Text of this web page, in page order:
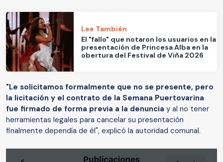
Lee También
El "fallo" que notaron los usuarios en la
presentación de Princesa Alba en la
obertura del Festival de Viña 2026
"Le solicitamos formalmente que no se presente, pero
la licitación y el contrato de la Semana Puertovarina
fue firmado de forma previa a la denuncia y al no tener
herramientas legales para cancelar su presentación
finalmente dependía de él", explicó la autoridad comunal.